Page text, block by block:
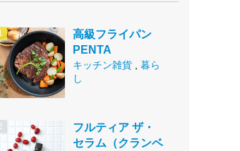
高級フライパン
PENTA
キッチン雑貨
暮ら
し
フルティア ザ・
セラム（クランベ